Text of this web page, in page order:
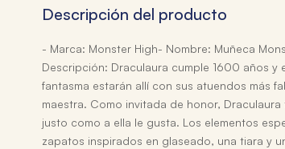
Descripción del producto
- Marca: Monster High- Nombre: Muñeca
Descripción: Draculaura cumple 1600 años
fantasma estarán allí con sus atuendos más
maestra. Como invitada de honor,
justo como a ella le gusta. Los elementos
zapatos inspirados en glaseado, una tiara y